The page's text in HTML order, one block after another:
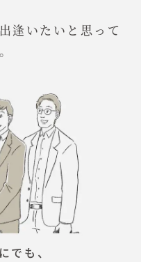
逢いたいと思って
でも、